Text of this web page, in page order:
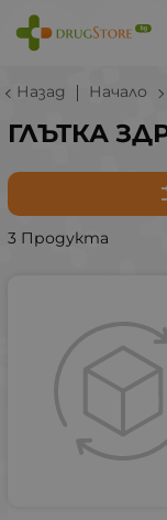
Назад Начало
ГЛЪТКА
3 Продукта